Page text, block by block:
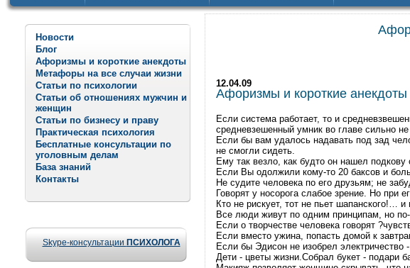
Новости
Блог
Афоризмы и короткие анекдоты
Метафоры на все случаи жизни
Статьи по психологии
Статьи об отношениях мужчин и
женщин
Статьи по бизнесу и праву
Практическая психология
Бесплатные консультации по
уголовным делам
База знаний
Контакты
Skype-консультации ПСИХОЛОГА
12.04.09
Афоризмы и короткие
Если система работает, то и
средневзешенный умник во главе сильно
Если бы вам удалось надавать под зад
не смогли сидеть.
Ему так везло, как будто он нашел подкову
Если Вы одолжили кому-то 20 баксов и
Не судите человека по его друзьям; не
Говорят у носорога слабое зрение. Но при
Кто не рискует, тот не пьет шапанского!… и
Все люди живут по одним принципам, но
Если о творчестве человека говорят
Если вместо ужина, попасть домой к
Если бы Эдисон не изобрел
Дети - цветы жизни.Собрал букет - подари